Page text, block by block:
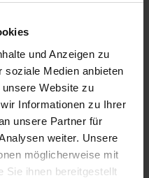
und Anzeigen zu
soziale Medien anbieten
Website zu
Informationen zu Ihrer
unsere Partner für
weiter. Unsere
möglicherweise mit
Sie ihnen bereitgestellt
Düse AD 90 Grad
Keramik
zzgl. MwSt.
9,23 € / St
ZUM PRODUKT
Preis